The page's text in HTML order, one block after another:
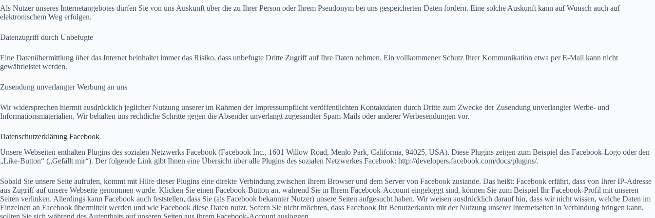
Als Nutzer unseres Internetangebotes dürfen Sie von uns Auskunft über die zu Ihrer Person oder Ihrem Pseudonym bei uns gespeicherten Daten fordern. Eine solche Auskunft kann auf Wunsch auch auf
elektronischem Weg erfolgen.
Datenzugriff durch Unbefugte
Eine Datenübermittlung über das Internet beinhaltet immer das Risiko, dass unbefugte Dritte Zugriff auf Ihre Daten nehmen. Ein vollkommener Schutz Ihrer Kommunikation etwa per E-Mail kann nicht
gewährleistet werden.
Zusendung unverlangter Werbung an uns
Wir widersprechen hiermit ausdrücklich jeglicher Nutzung unserer im Rahmen der Impressumpflicht veröffentlichten Kontaktdaten durch Dritte zum Zwecke der Zusendung unverlangter Werbe- und
Informationsmaterialien. Wir behalten uns rechtliche Schritte gegen die Absender unverlangt zugesandter Spam-Mails oder anderer Werbesendungen vor.
Datenschutzerklärung Facebook
Unsere Webseiten enthalten Plugins des sozialen Netzwerks Facebook (Facebook Inc., 1601 Willow Road, Menlo Park, California, 94025, USA). Diese Plugins zeigen zum Beispiel das Facebook-Logo oder den
„Like-Button“ („Gefällt mir“). Der folgende Link gibt Ihnen eine Übersicht über alle Plugins des sozialen Netzwerkes Facebook: http://developers.facebook.com/docs/plugins/.
Sobald Sie unsere Seite aufrufen, kommt mit Hilfe dieser Plugins eine direkte Verbindung zwischen Ihrem Browser und dem Server von Facebook zustande. Das heißt: Facebook erfährt, dass von Ihrer IP-Adresse
aus Zugriff auf unsere Webseite genommen wurde. Klicken Sie einen Facebook-Button an, während Sie in Ihrem Facebook-Account eingeloggt sind, können Sie zum Beispiel Ihr Facebook-Profil mit unseren
Seiten verlinken. Allerdings kann Facebook auch feststellen, dass Sie (als Facebook bekannter Nutzer) unsere Seiten aufgesucht haben. Wir weisen ausdrücklich darauf hin, dass wir nicht wissen, welche Daten im
Einzelnen an Facebook übermittelt werden und wie Facebook diese Daten nutzt. Sofern Sie nicht möchten, dass Facebook Ihr Benutzerkonto mit der Nutzung unserer Internetseiten in Verbindung bringen kann,